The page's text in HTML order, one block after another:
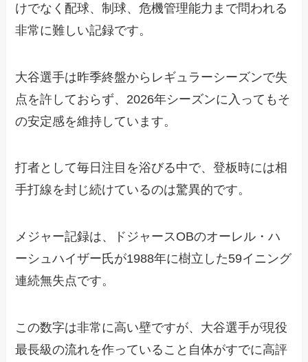
けでなく配球、制球、危機管理能力まで問われる
非常に難しい記録です。
大谷選手は昨季終盤からレギュラーシーズンで失
点を許しておらず、2026年シーズンに入ってもそ
の安定感を維持しています。
打者として毎日注目を浴びる中で、登板時には相
手打線を封じ続けているのは驚異的です。
メジャー記録は、ドジャースOBのオーレル・ハ
ーシュハイザー氏が1988年に樹立した59イニング
連続無失点です。
この数字は非常に高い壁ですが、大谷選手が現役
最長級の流れを作っていること自体がすでに高評